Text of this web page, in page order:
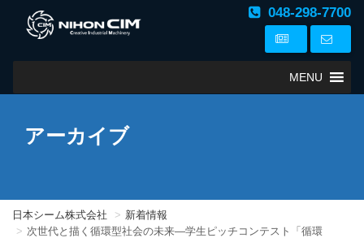
048-298-7700
MENU
アーカイブ
日本シーム株式会社
新着情報
次世代と描く循環型社会の未来―学生ピッチコンテスト「循環